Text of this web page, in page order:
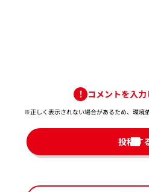
コメントを入
※正しく表示されない場合があるため、環境
投稿す